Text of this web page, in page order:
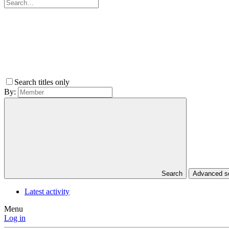
Search titles only
By:
Search Advanced
Latest activity
Menu
Log in